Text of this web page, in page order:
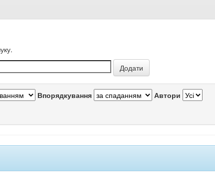
Впорядкування Автори